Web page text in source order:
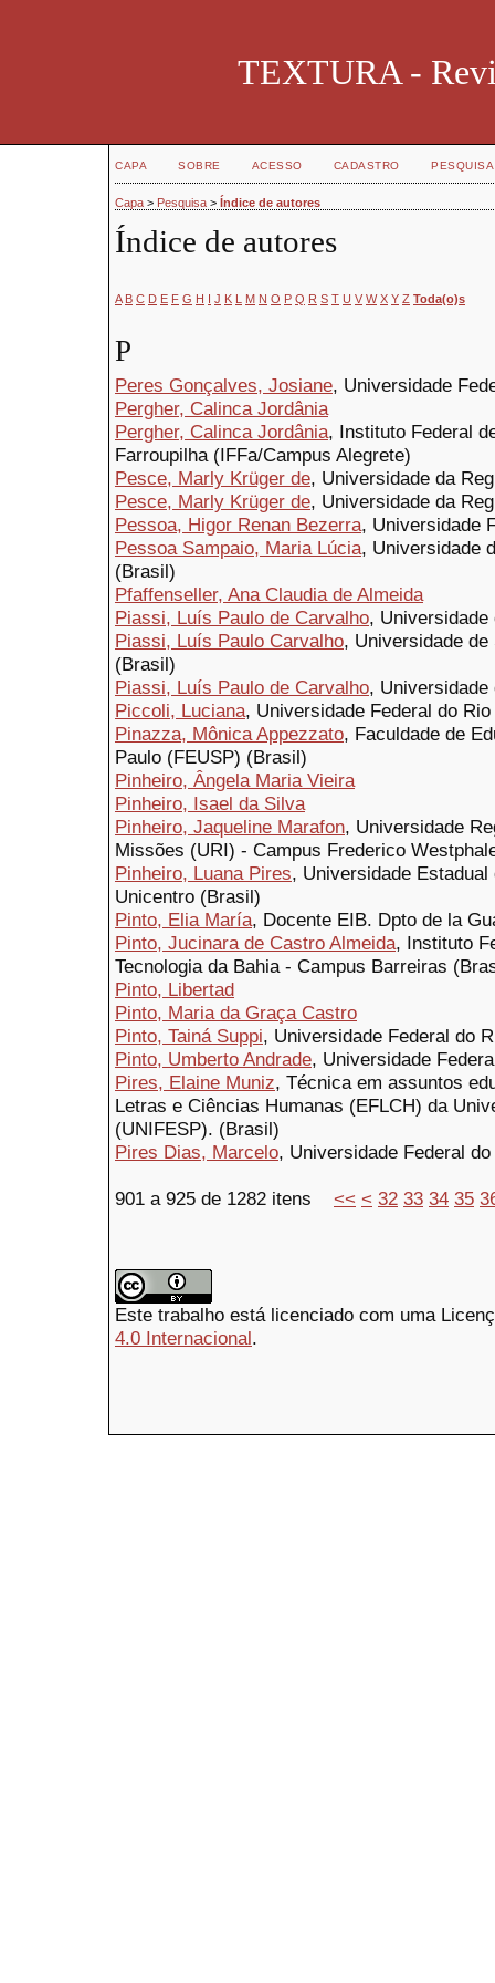
TEXTURA -
CAPA SOBRE ACESSO CADASTRO PESQUISA
Capa > Pesquisa > Índice de autores
Índice de autores
A B C D E F G H I J K L M N O P Q R S T U V W X Y Z Toda(o)s
P
Peres Gonçalves, Josiane, Universidade
Pergher, Calinca Jordânia
Pergher, Calinca Jordânia, Instituto Federal
Farroupilha (IFFa/Campus Alegrete)
Pesce, Marly Krüger de, Universidade da
Pesce, Marly Krüger de, Universidade da
Pessoa, Higor Renan Bezerra, Universidade
Pessoa Sampaio, Maria Lúcia, Universidade
(Brasil)
Pfaffenseller, Ana Claudia de Almeida
Piassi, Luís Paulo de Carvalho,
Piassi, Luís Paulo Carvalho, Universidade
(Brasil)
Piassi, Luís Paulo de Carvalho,
Piccoli, Luciana, Universidade Federal do
Pinazza, Mônica Appezzato, Faculdade de
Paulo (FEUSP) (Brasil)
Pinheiro, Ângela Maria Vieira
Pinheiro, Isael da Silva
Pinheiro, Jaqueline Marafon, Universidade
Missões (URI) - Campus Frederico
Pinheiro, Luana Pires, Universidade
Unicentro (Brasil)
Pinto, Elia María, Docente EIB. Dpto de la
Pinto, Jucinara de Castro Almeida, Instituto
Tecnologia da Bahia - Campus Barreiras
Pinto, Libertad
Pinto, Maria da Graça Castro
Pinto, Tainá Suppi, Universidade Federal do
Pinto, Umberto Andrade, Universidade
Pires, Elaine Muniz, Técnica em assuntos
Letras e Ciências Humanas (EFLCH) da
(UNIFESP). (Brasil)
Pires Dias, Marcelo, Universidade Federal
901 a 925 de 1282 itens << < 32 33 34 35
Este trabalho está licenciado com uma
4.0 Internacional.